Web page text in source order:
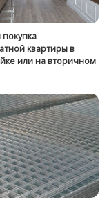
квартиры в
или на вторичном